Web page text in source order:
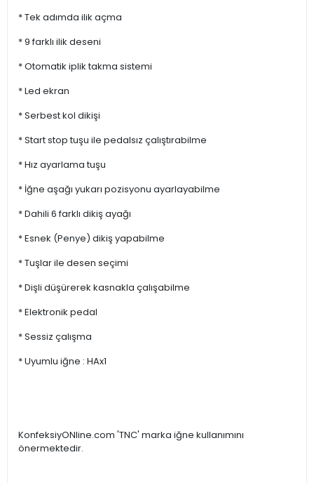
* Tek adımda ilik açma
* 9 farklı ilik deseni
* Otomatik iplik takma sistemi
* Led ekran
* Serbest kol dikişi
* Start stop tuşu ile pedalsız çalıştırabilme
* Hız ayarlama tuşu
* İğne aşağı yukarı pozisyonu ayarlayabilme
* Dahili 6 farklı dikiş ayağı
* Esnek (Penye) dikiş yapabilme
* Tuşlar ile desen seçimi
* Dişli düşürerek kasnakla çalışabilme
* Elektronik pedal
* Sessiz çalışma
* Uyumlu iğne : HAx1
KonfeksiyONline.com 'TNC' marka iğne kullanımını
önermektedir.